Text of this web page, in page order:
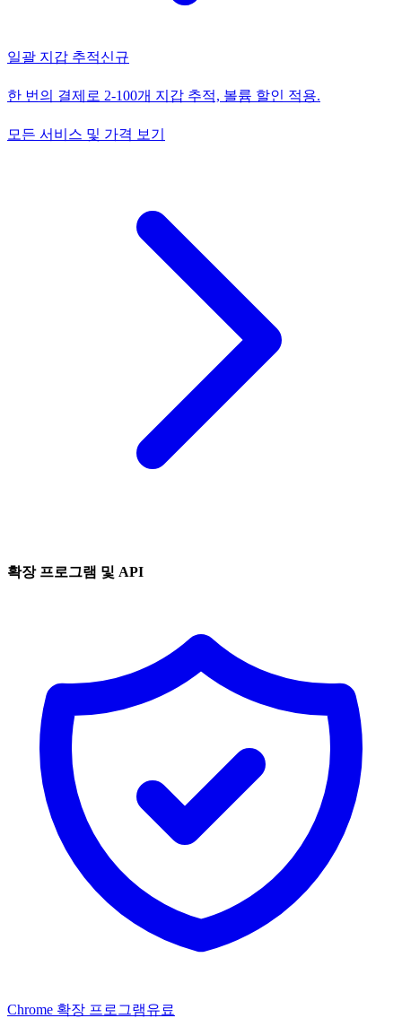
일괄 지갑 추적신규
한 번의 결제로 2-100개 지갑 추적, 볼륨 할인 적용.
모든 서비스 및 가격 보기
확장 프로그램 및 API
Chrome 확장 프로그램유료